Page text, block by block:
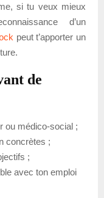
si tu veux mieux
d’un
peut t’apporter un
de
ou médico-social ;
concrètes ;
;
avec ton emploi